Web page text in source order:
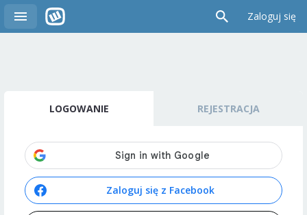
Zaloguj się
LOGOWANIE REJESTRACJA
Zaloguj się z Facebook